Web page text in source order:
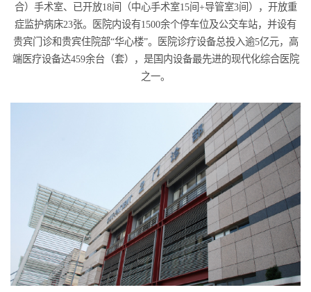
合）手术室、已开放18间（中心手术室15间+导管室3间），开放重
症监护病床23张。医院内设有1500余个停车位及公交车站，并设有
贵宾门诊和贵宾住院部“华心楼”。医院诊疗设备总投入逾5亿元，高
端医疗设备达459余台（套），是国内设备最先进的现代化综合医院
之一。